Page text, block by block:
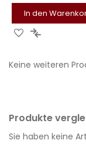
In den
ZUR
HINZUFÜGEN
ZUR
Keine weiteren
Produkte
Sie haben keine